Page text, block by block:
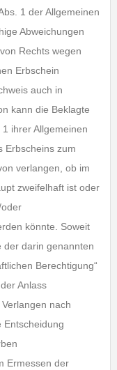
1 der Allgemeinen
Abweichungen
Rechts wegen
Erbschein
auch in
kann die Beklagte
ihrer Allgemeinen
Erbscheins zum
verlangen, ob im
zweifelhaft ist oder
könnte. Soweit
der darin genannten
Berechtigung“
Anlass
nach
Entscheidung
Ermessen der